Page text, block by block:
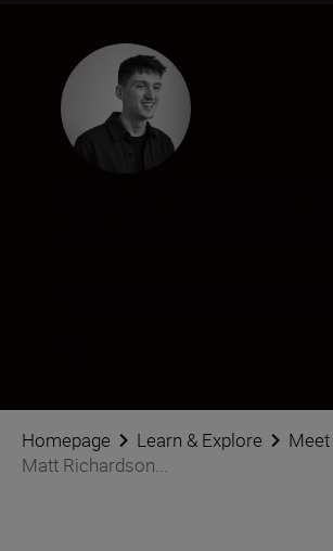
Homepage Learn & Explore
Matt Richardson...